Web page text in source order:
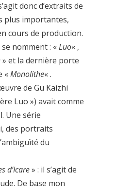
donc d’extraits de
plus importantes,
cours de production.
nomment : «Luo« ,
» et la dernière porte
«Monolithe« .
de Gu Kaizhi
Luo ») avait comme
Une série
des portraits
du
d’Icare» : il s’agit de
De base mon